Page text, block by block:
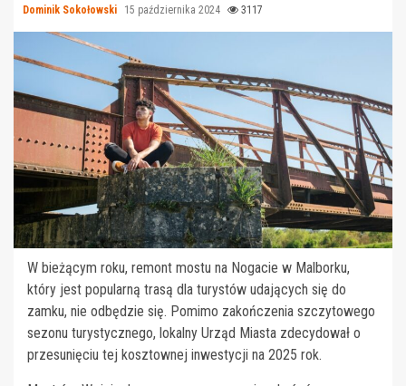
Dominik Sokołowski 15 października 2024 3117
W bieżącym roku, remont mostu na Nogacie w Malborku,
który jest popularną trasą dla turystów udających się do
zamku, nie odbędzie się. Pomimo zakończenia szczytowego
sezonu turystycznego, lokalny Urząd Miasta zdecydował o
przesunięciu tej kosztownej inwestycji na 2025 rok.